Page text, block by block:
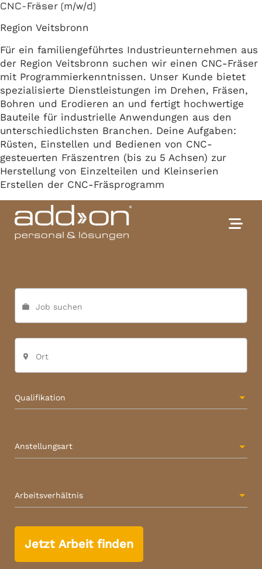
CNC-Fräser (m/w/d)
Region Veitsbronn
Für ein familiengeführtes Industrieunternehmen aus
der Region Veitsbronn suchen wir einen CNC-Fräser
mit Programmierkenntnissen. Unser Kunde bietet
spezialisierte Dienstleistungen im Drehen, Fräsen,
Bohren und Erodieren an und fertigt hochwertige
Bauteile für industrielle Anwendungen aus den
unterschiedlichsten Branchen. Deine Aufgaben:
Rüsten, Einstellen und Bedienen von CNC-
gesteuerten Fräszentren (bis zu 5 Achsen) zur
Herstellung von Einzelteilen und Kleinserien
Erstellen der CNC-Fräsprogramm
work Job suchen
place Ort
Qualifikation
Anstellungsart
Arbeitsverhältnis
Jetzt Arbeit finden